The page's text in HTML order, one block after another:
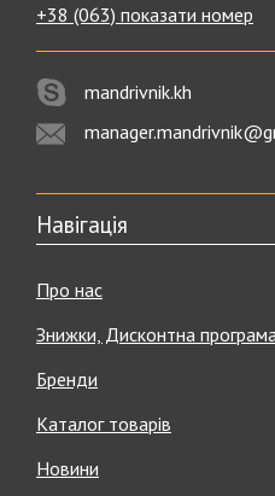
+38 (063) показати номер
mandrivnik.kh
Навігація
Про нас
Знижки, Дисконтна програма
Бренди
Каталог товарів
Новини